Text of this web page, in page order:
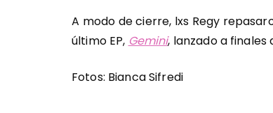
A modo de cierre, lxs Regy
último EP, Gemini, lanzado a finales
Fotos: Bianca Sifredi